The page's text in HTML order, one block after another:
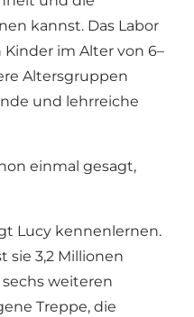
kannst. Das Labor
im Alter von 6–
Altersgruppen
und lehrreiche
einmal gesagt,
Lucy kennenlernen.
sie 3,2 Millionen
weiteren
Treppe, die